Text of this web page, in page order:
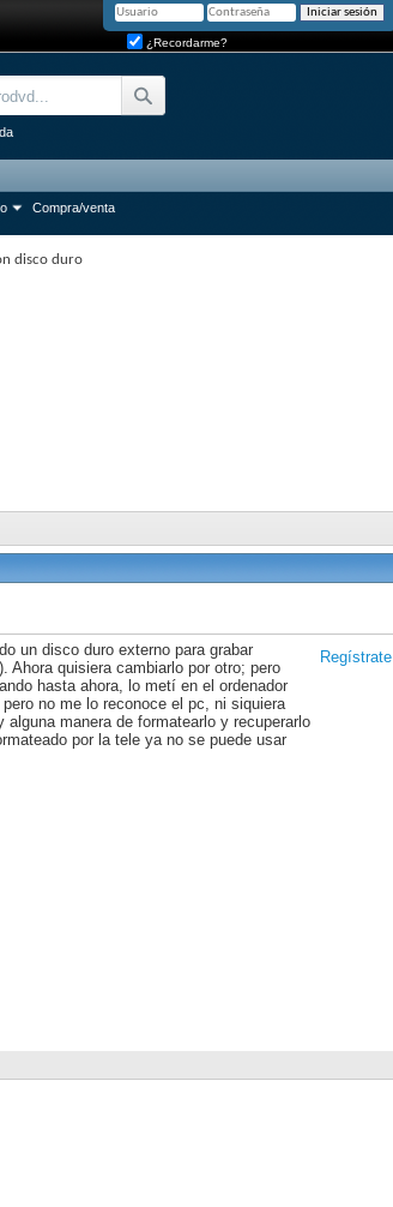
¿Recordarme?
Compra/venta
disco duro
Regístrate
un disco duro externo para grabar
Ahora quisiera cambiarlo por otro; pero
hasta ahora, lo metí en el ordenador
no me lo reconoce el pc, ni siquiera
manera de formatearlo y recuperarlo
por la tele ya no se puede usar